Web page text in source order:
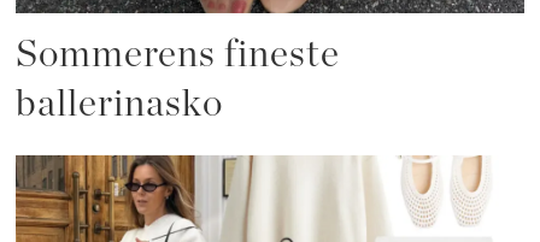
Sommerens fineste
ballerinasko